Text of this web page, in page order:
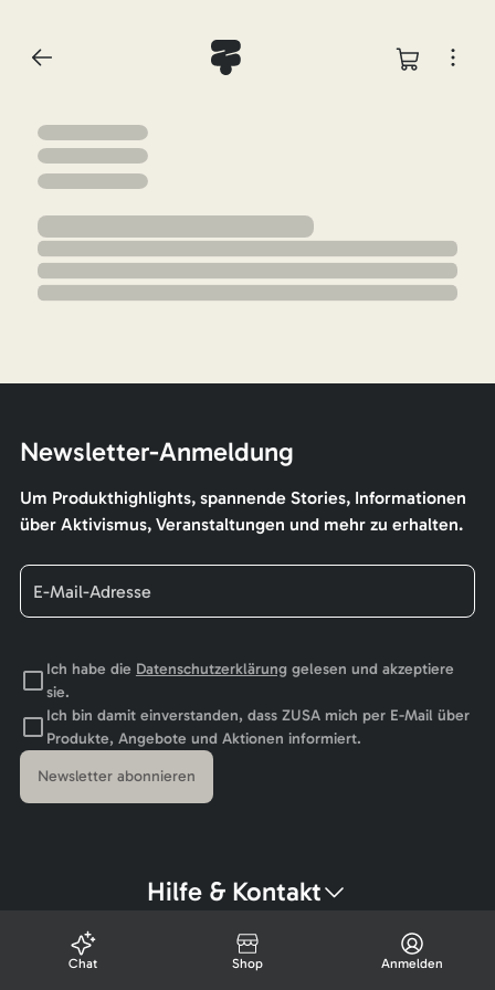
Newsletter-Anmeldung
Um Produkthighlights, spannende Stories, Informationen
über Aktivismus, Veranstaltungen und mehr zu erhalten.
Ich habe die Datenschutzerklärunggelesen und akzeptiere
sie.
Ich bin damit einverstanden, dass ZUSA mich per E-Mail über
Produkte, Angebote und Aktionen informiert.
Newsletter abonnieren
Hilfe & Kontakt
Chat Shop Anmelden